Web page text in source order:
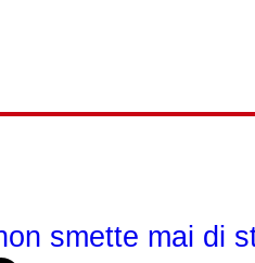
smette mai di